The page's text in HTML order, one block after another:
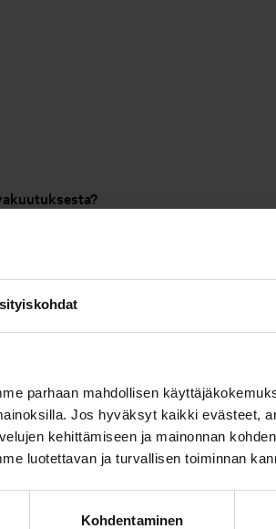
parhaan mahdollisen
Jos hyväksyt kaikki evästeet,
kehittämiseen ja mainonnan
luotettavan ja turvallisen toiminnan
Kohdentaminen